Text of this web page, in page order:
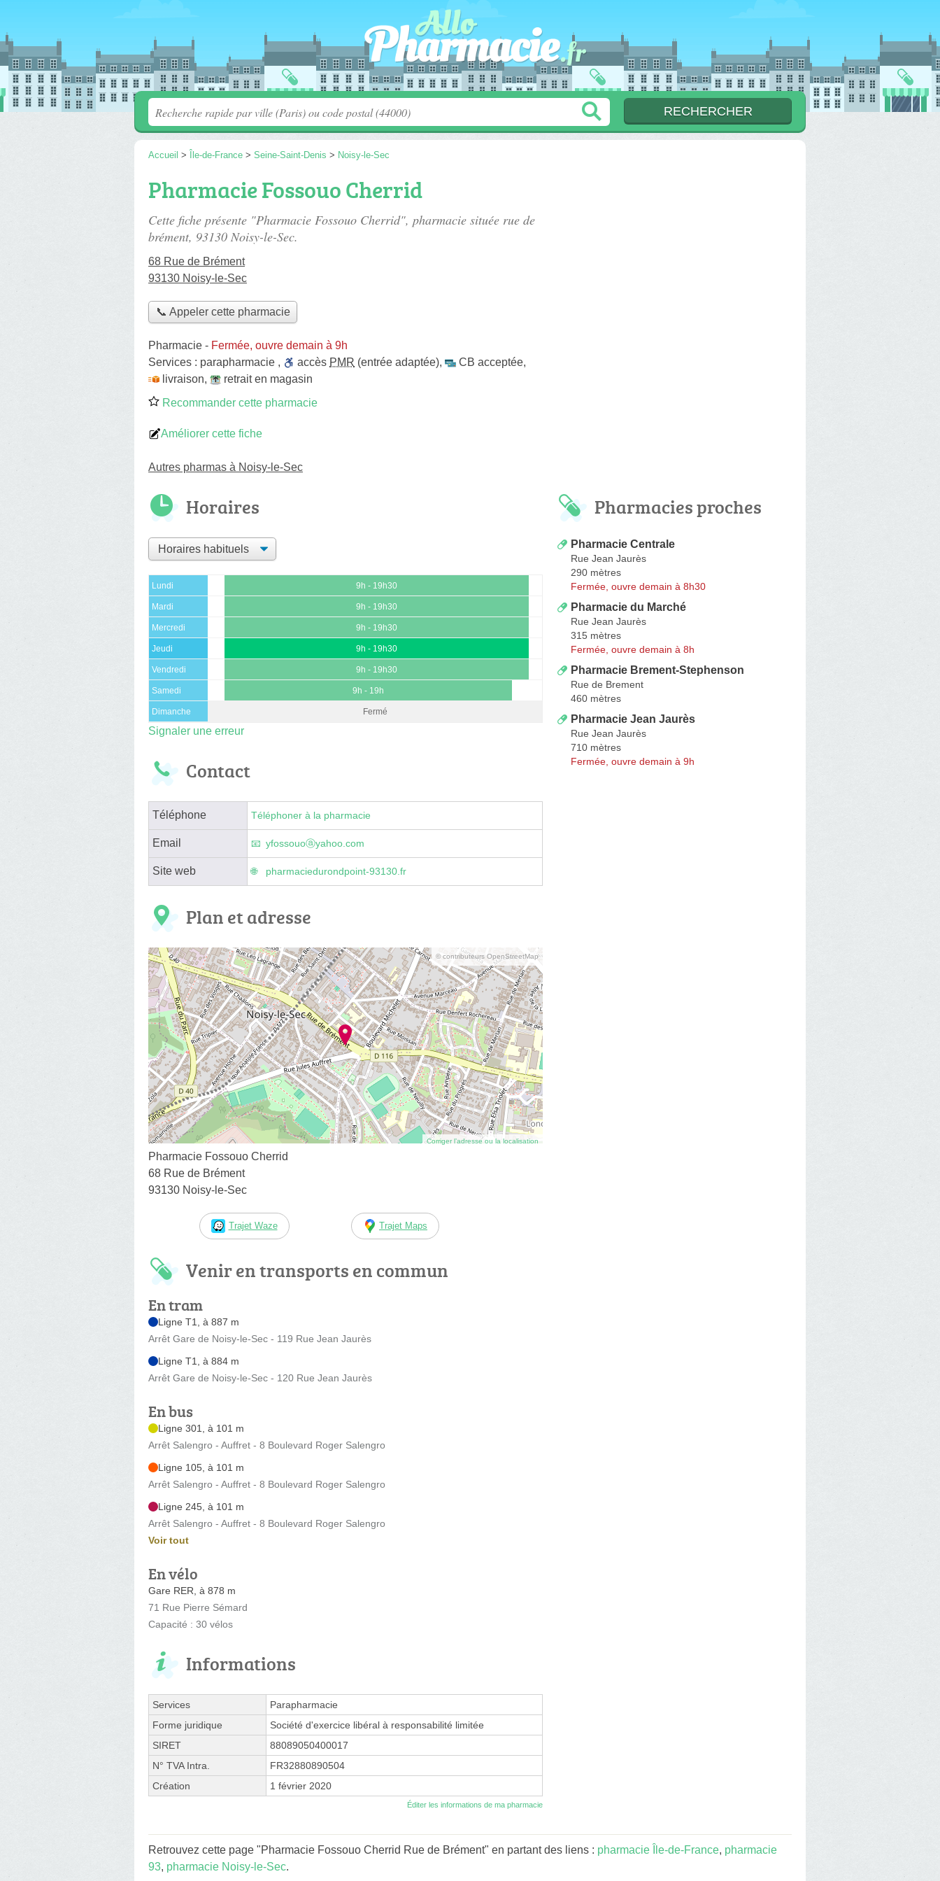
Accueil > Île-de-France > Seine-Saint-Denis > Noisy-le-Sec
Pharmacie Fossouo Cherrid
Cette fiche présente "Pharmacie Fossouo Cherrid", pharmacie située rue de
brément, 93130 Noisy-le-Sec.
68 Rue de Brément
93130 Noisy-le-Sec
📞 Appeler cette pharmacie
Pharmacie - Fermée, ouvre demain à 9h
Services : parapharmacie , accès PMR (entrée adaptée), CB acceptée,
livraison,
retrait en magasin
Recommander cette pharmacie
Améliorer cette fiche
Autres pharmas à Noisy-le-Sec
Horaires
Lundi 9h - 19h30
Mardi 9h - 19h30
Mercredi 9h - 19h30
Jeudi 9h - 19h30
Vendredi 9h - 19h30
Samedi 9h - 19h
Dimanche Fermé
Signaler une erreur
Contact
Téléphone Téléphoner à la pharmacie
Email yfossouoⓐyahoo.com
Site web pharmaciedurondpoint-93130.fr
Plan et adresse
© contributeurs OpenStreetMap
Corriger l’adresse ou la localisation
Pharmacie Fossouo Cherrid
68 Rue de Brément
93130 Noisy-le-Sec
Trajet Waze Trajet Maps
Venir en transports en commun
En tram
Ligne T1, à 887 m
Arrêt Gare de Noisy-le-Sec - 119 Rue Jean Jaurès
Ligne T1, à 884 m
Arrêt Gare de Noisy-le-Sec - 120 Rue Jean Jaurès
En bus
Ligne 301, à 101 m
Arrêt Salengro - Auffret - 8 Boulevard Roger Salengro
Ligne 105, à 101 m
Arrêt Salengro - Auffret - 8 Boulevard Roger Salengro
Ligne 245, à 101 m
Arrêt Salengro - Auffret - 8 Boulevard Roger Salengro
Voir tout
En vélo
Gare RER, à 878 m
71 Rue Pierre Sémard
Capacité : 30 vélos
Informations
Services
Parapharmacie
Forme juridique
Société d'exercice libéral à responsabilité limitée
SIRET
88089050400017
N° TVA Intra.
FR32880890504
Création
1 février 2020
Éditer les informations de ma pharmacie
Pharmacies proches
Pharmacie Centrale
Rue Jean Jaurès
290 mètres
Fermée, ouvre demain à 8h30
Pharmacie du Marché
Rue Jean Jaurès
315 mètres
Fermée, ouvre demain à 8h
Pharmacie Brement-Stephenson
Rue de Brement
460 mètres
Pharmacie Jean Jaurès
Rue Jean Jaurès
710 mètres
Fermée, ouvre demain à 9h
Retrouvez cette page "Pharmacie Fossouo Cherrid Rue de Brément" en partant des liens : pharmacie Île-de-France, pharmacie
93, pharmacie Noisy-le-Sec.